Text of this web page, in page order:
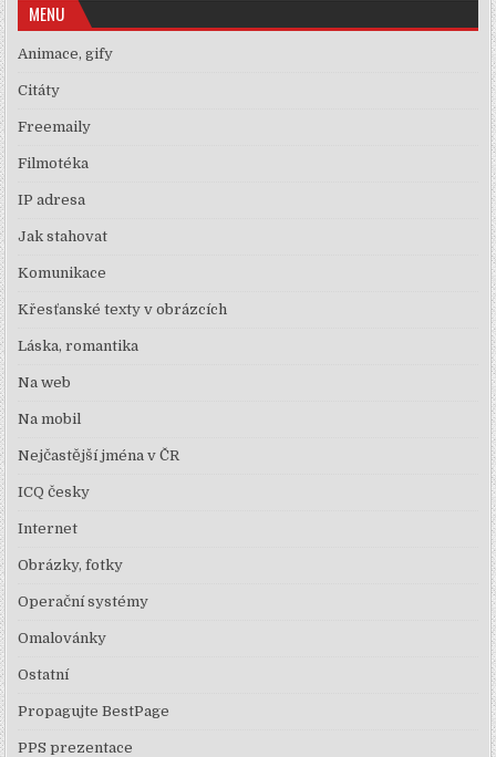
MENU
Animace, gify
Citáty
Freemaily
Filmotéka
IP adresa
Jak stahovat
Komunikace
Křesťanské texty v obrázcích
Láska, romantika
Na web
Na mobil
Nejčastější jména v ČR
ICQ česky
Internet
Obrázky, fotky
Operační systémy
Omalovánky
Ostatní
Propagujte BestPage
PPS prezentace